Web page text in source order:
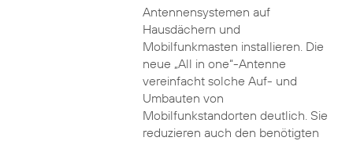
Antennensystemen auf
Hausdächern und
Mobilfunkmasten installieren. Die
neue „All in one“-Antenne
vereinfacht solche Auf- und
Umbauten von
Mobilfunkstandorten deutlich. Sie
reduzieren auch den benötigten